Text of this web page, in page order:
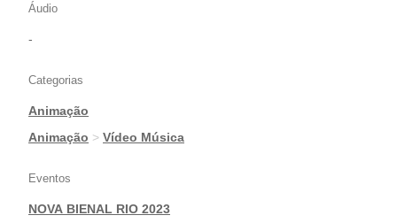
Áudio
-
Categorias
Animação
|Animação > Vídeo Música
Eventos
NOVA BIENAL RIO 2023